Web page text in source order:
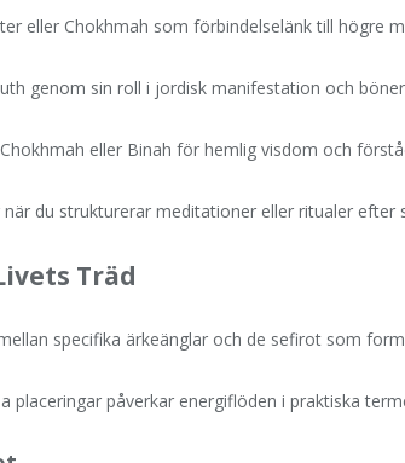
eller Chokhmah som förbindelselänk till högre
genom sin roll i jordisk manifestation och
eller Binah för hemlig visdom och
du strukturerar meditationer eller ritualer efter
Träd
specifika ärkeänglar och de sefirot som
placeringar påverkar energiflöden i praktiska